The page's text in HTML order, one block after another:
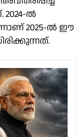
ല്‍
2025-ല്‍ ഈ